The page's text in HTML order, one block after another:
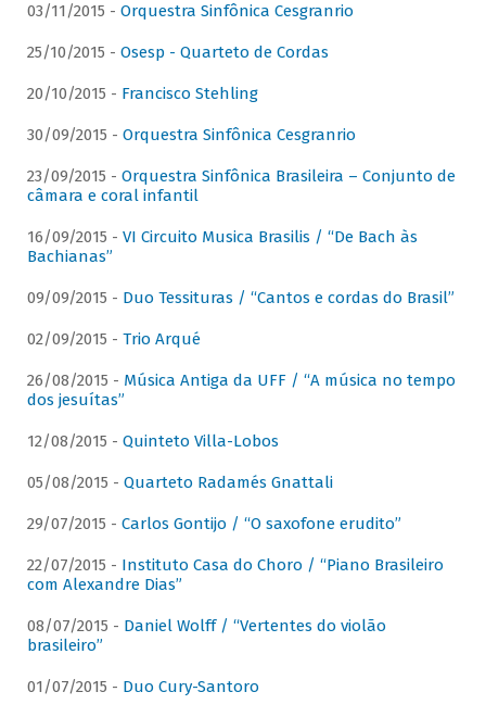
03/11/2015 - Orquestra Sinfônica Cesgranrio
25/10/2015 - Osesp - Quarteto de Cordas
20/10/2015 - Francisco Stehling
30/09/2015 - Orquestra Sinfônica Cesgranrio
23/09/2015 - Orquestra Sinfônica Brasileira – Conjunto de
câmara e coral infantil
16/09/2015 - VI Circuito Musica Brasilis / “De Bach às
Bachianas”
09/09/2015 - Duo Tessituras / “Cantos e cordas do Brasil”
02/09/2015 - Trio Arqué
26/08/2015 - Música Antiga da UFF / “A música no tempo
dos jesuítas”
12/08/2015 - Quinteto Villa-Lobos
05/08/2015 - Quarteto Radamés Gnattali
29/07/2015 - Carlos Gontijo / “O saxofone erudito”
22/07/2015 - Instituto Casa do Choro / “Piano Brasileiro
com Alexandre Dias”
08/07/2015 - Daniel Wolff / “Vertentes do violão
brasileiro”
01/07/2015 - Duo Cury-Santoro